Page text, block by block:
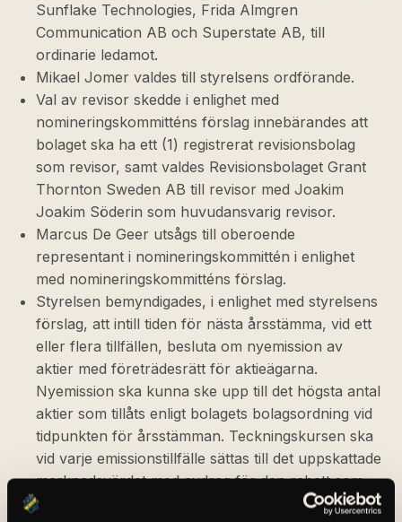
Sunflake Technologies, Frida Almgren
Communication AB och Superstate AB, till
ordinarie ledamot.
Mikael Jomer valdes till styrelsens ordförande.
Val av revisor skedde i enlighet med
nomineringskommitténs förslag innebärandes att
bolaget ska ha ett (1) registrerat revisionsbolag
som revisor, samt valdes Revisionsbolaget Grant
Thornton Sweden AB till revisor med Joakim
Joakim Söderin som huvudansvarig revisor.
Marcus De Geer utsågs till oberoende
representant i nomineringskommittén i enlighet
med nomineringskommitténs förslag.
Styrelsen bemyndigades, i enlighet med styrelsens
förslag, att intill tiden för nästa årsstämma, vid ett
eller flera tillfällen, besluta om nyemission av
aktier med företrädesrätt för aktieägarna.
Nyemission ska kunna ske upp till det högsta antal
aktier som tillåts enligt bolagets bolagsordning vid
tidpunkten för årsstämman. Teckningskursen ska
vid varje emissionstillfälle sättas till det uppskattade
marknadsvärdet med avdrag för den rabatt som
kan krävas för att uppnå intresse för teckning.